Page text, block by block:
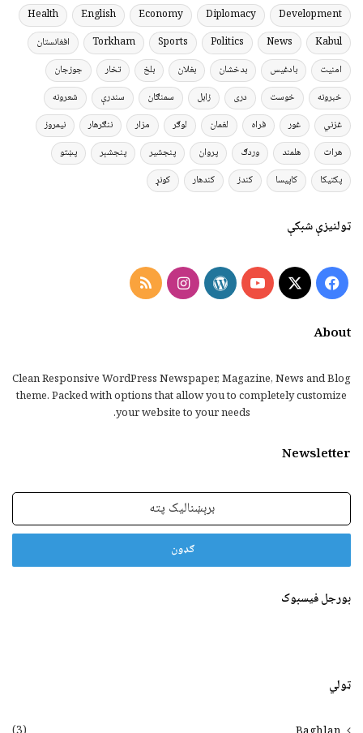
Development
Diplomacy
Economy
English
Health
Kabul
News
Politics
Sports
Torkham
افغانستان
امنیت
بادغیس بدخشان بغلان بلخ تخار
جوزجان
خبرونه
خوست دری زابل سمنګان سندرې
شعرونه
غزني
غور فراه لغمان لوګر مزار ننګرهار
نیمروز
هرات
هلمند وردګ پروان پنجشیر پنجشېر
پښتو
پکتیکا
کاپیسا کندز کندهار کونړ
ټولنیزې شبکې
Facebook
X
YouTube
WordPress
Instagram
RSS
About
Clean Responsive WordPress Newspaper, Magazine, News and Blog
theme. Packed with options that allow you to completely customize
your website to your needs.
Newsletter
برېښنالیک
بورجل فیسبوک
ټولي